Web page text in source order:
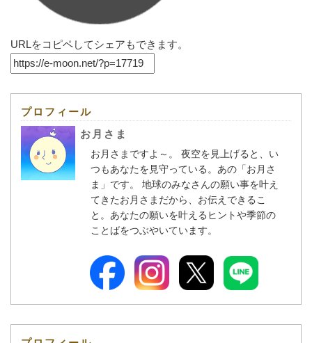
URLをコピペしてシェアもできます。
プロフィール
お月さま
お月さまですよ～。 夜空を見上げると、い
つもあなたを見守っている。あの「お月さ
ま」です。 地球のみなさんの願い事を叶え
てきたお月さまだから、お伝えできるこ
と。あなたの願いを叶えるヒントや季節の
ことばをつぶやいています。